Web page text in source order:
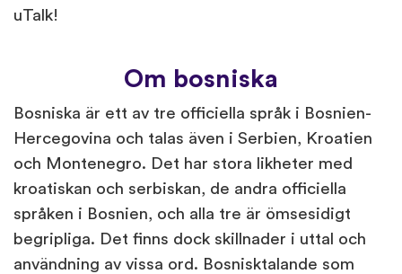
uTalk!
Om bosniska
Bosniska är ett av tre officiella språk i Bosnien-
Hercegovina och talas även i Serbien, Kroatien
och Montenegro. Det har stora likheter med
kroatiskan och serbiskan, de andra officiella
språken i Bosnien, och alla tre är ömsesidigt
begripliga. Det finns dock skillnader i uttal och
användning av vissa ord. Bosnisktalande som